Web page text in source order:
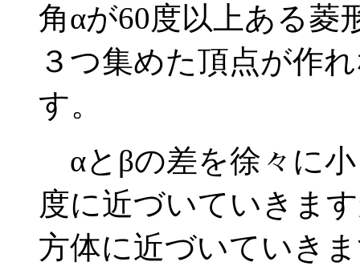
角αが60度以上ある菱
３つ集めた頂点が作
す。
αとβの差を徐々に
度に近づいていきま
方体に近づいていき